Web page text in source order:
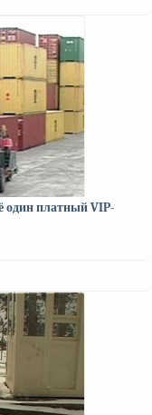
один платный VIP-